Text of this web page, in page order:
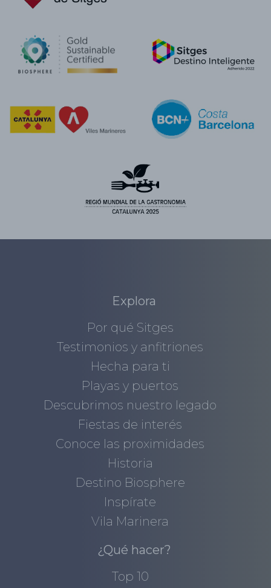
Explora
Por qué Sitges
Testimonios y anfitriones
Hecha para ti
Playas y puertos
Descubrimos nuestro legado
Fiestas de interés
Conoce las proximidades
Historia
Destino Biosphere
Inspírate
Vila Marinera
¿Qué hacer?
Top 10